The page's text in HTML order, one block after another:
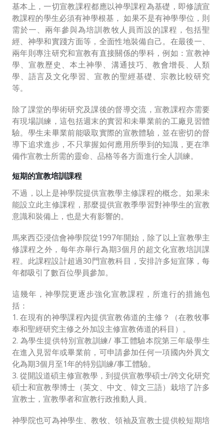
基本上，一切宣教課程都應以神學課程為基礎，即修讀宣
教課程的學生必須有神學根基， 如果不是有神學學位，則
需於一、兩年參與為培訓教牧人員而設的課程，包括聖
經、神學和實踐方面等，全面性地裝備自己。在最後一、
兩年則專注研究和宣教有直接關係的學科，例如：宣教神
學、宣教歷史、本土神學、溝通技巧、教會增長、人類
學、語言及文化學習、宣教的聖經基礎、宗教比較研究
等。
除了課堂的學術研究及課後的督導交流，宣教課程亦需要
有現場訓練，這包括週末的實習和未畢業前的工廠見習體
驗。學生未畢業前能吸取實際的宣教體驗，並在密切的督
導下追求進步，不只掌握如何應用所學到的知識，更在準
備作宣教士所需的靈命、品格等各方面進行全人訓練。
短期的宣教培訓課程
不過，以上是神學院提供宣教學主修課程的概念。如果未
能設立此主修課程，那麼提供宣教季學習對神學生的宣教
意識和裝備上，也是大有影響的。
馬來西亞浸信會神學院從1997年開始，除了以上宣教學主
修課程之外，每年亦舉行為期3個月的超文化宣教培訓課
程。此課程設計超過30門宣教科目，安排許多短宣隊，每
年都吸引了數百位學員參加。
這幾年，神學院更逐步強化宣教課程，所進行的措施包
括：
1. 在現有的神學課程內提供宣教佈道的主修？（在教牧事
奉和聖經研究主修之外加設主修宣教佈道的科目）。
2. 為學生提供特別宣教訓練/ 事工體驗本院第三年級學生
在進入見習年或畢業前，可申請參加任何一項國內外異文
化為期3個月至1年的特別訓練/事工體驗。
3. 從開設道碩主修宣教學，到提供宣教學碩士/跨文化研究
碩士和宣教學博士（英文、中文、韓文三語）栽培了許多
宣教士，宣教學者和宣教行政推動人員。
神學院也可為神學生、教牧、領袖及宣教士提供較短期培